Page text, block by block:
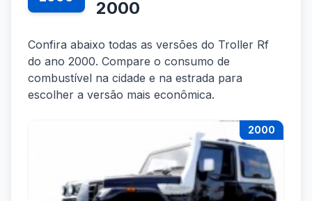
2000
Confira abaixo todas as versões do Troller Rf
do ano 2000. Compare o consumo de
combustível na cidade e na estrada para
escolher a versão mais econômica.
2000